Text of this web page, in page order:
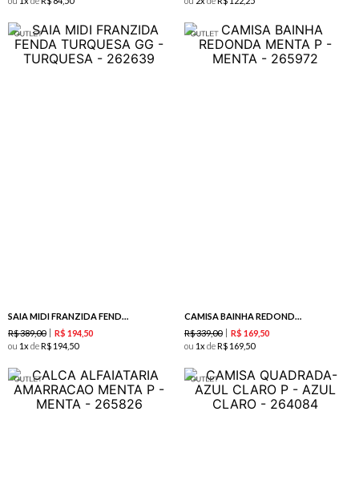
SAIA MIDI FRANZIDA FENDA TURQUESA
R$389,00 R$ 194 50
ou 1 deR$ 194 50
CAMISA BAINHA REDONDA MENTA
R$339,00 R$ 169 50
ou 1 deR$ 169 50